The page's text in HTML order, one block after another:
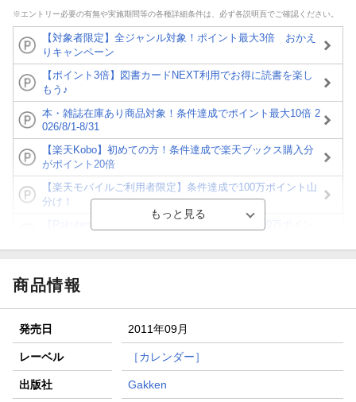
※エントリー必要の有無や実施期間等の各種詳細条件は、必ず各説明頁でご確認ください。
【対象者限定】全ジャンル対象！ポイント最大3倍 おかえ
りキャンペーン
【ポイント3倍】図書カードNEXT利用でお得に読書を楽し
もう♪
本・雑誌在庫あり商品対象！条件達成でポイント最大10倍 2
026/8/1-8/31
【楽天Kobo】初めての方！条件達成で楽天ブックス購入分
がポイント20倍
【楽天モバイルご利用者限定】条件達成で100万ポイント山
分け！
が当たる！
楽天モバイル紹介キャンペーンの拡散で300円OFFクーポン
進呈
条件達成で楽天限定・宝塚歌劇 宙組貸切公演ペアチケット
が当たる
商品情報
発売日 2011年09月
レーベル ［カレンダー］
出版社 Gakken